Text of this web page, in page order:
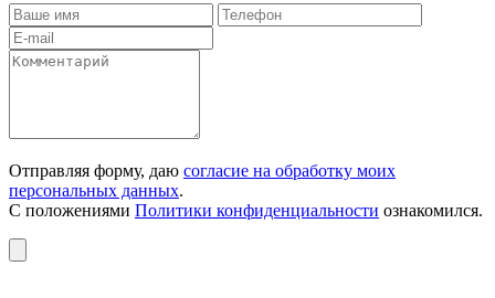
Отправляя форму, даю согласие на обработку моих
персональных данных.
С положениями Политики конфиденциальности ознакомился.